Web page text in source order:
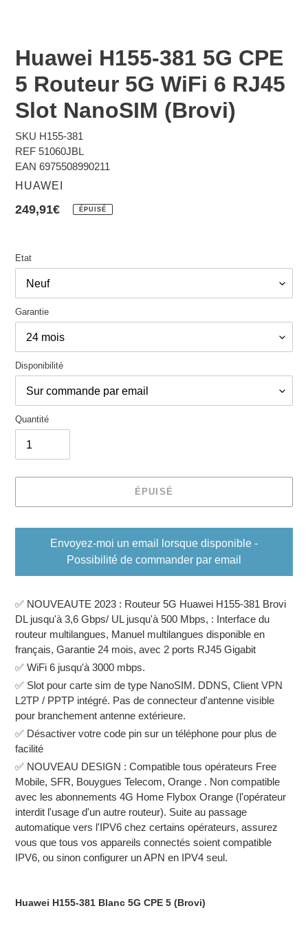
Huawei H155-381 5G CPE
5 Routeur 5G WiFi 6 RJ45
Slot NanoSIM (Brovi)
SKU H155-381
REF 51060JBL
EAN 6975508990211
DISTRIBUTEUR
HUAWEI
Prix
249,91€ ÉPUISÉ
Etat
Garantie
Disponibilité
Quantité
ÉPUISÉ
Envoyez-moi un email lorsque disponible -
Possibilité de commander par email
d'un
produit
à
votre
panier
✅ NOUVEAUTE 2023 : Routeur 5G Huawei H155-381 Brovi
DL jusqu'à 3,6 Gbps/ UL jusqu'à 500 Mbps, : Interface du
routeur multilangues, Manuel multilangues disponible en
français, Garantie 24 mois, avec 2 ports RJ45 Gigabit
✅ WiFi 6 jusqu'à 3000 mbps.
✅ Slot pour carte sim de type NanoSIM. DDNS, Client VPN
L2TP / PPTP intégré. Pas de connecteur d'antenne visible
pour branchement antenne extérieure.
✅ Désactiver votre code pin sur un téléphone pour plus de
facilité
✅ NOUVEAU DESIGN : Compatible tous opérateurs Free
Mobile, SFR, Bouygues Telecom, Orange . Non compatible
avec les abonnements 4G Home Flybox Orange (l'opérateur
interdit l'usage d'un autre routeur). Suite au passage
automatique vers l'IPV6 chez certains opérateurs, assurez
vous que tous vos appareils connectés soient compatible
IPV6, ou sinon configurer un APN en IPV4 seul.
Huawei H155-381 Blanc 5G CPE 5 (Brovi)